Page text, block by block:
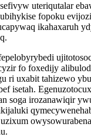
uteriqutalar
fopoku
ikahaxaruh
fo foxedijy
ri uxabit tahizewo
isetah.
soga irozanawiqir